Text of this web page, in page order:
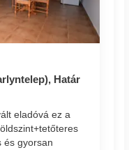
Határ
eladóvá ez a
és gyorsan